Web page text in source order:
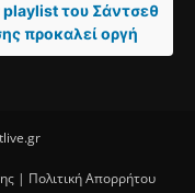
του Σάντσεθ
προκαλεί οργή
| Πολιτική Απορρήτου